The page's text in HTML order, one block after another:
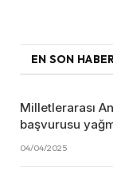
EN SON
Milletlerarası
başvurusu
04/04/2025